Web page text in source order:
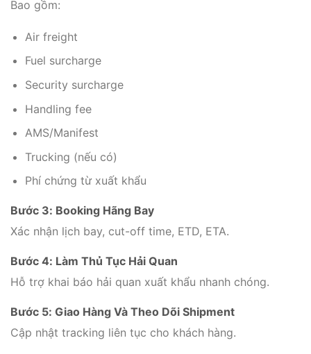
Bao gồm:
Air freight
Fuel surcharge
Security surcharge
Handling fee
AMS/Manifest
Trucking (nếu có)
Phí chứng từ xuất khẩu
Bước 3: Booking Hãng Bay
Xác nhận lịch bay, cut-off time, ETD, ETA.
Bước 4: Làm Thủ Tục Hải Quan
Hỗ trợ khai báo hải quan xuất khẩu nhanh chóng.
Bước 5: Giao Hàng Và Theo Dõi Shipment
Cập nhật tracking liên tục cho khách hàng.